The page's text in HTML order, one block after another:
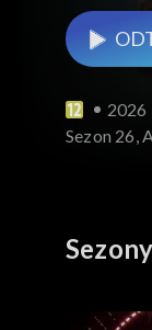
2026
Sezon 26,